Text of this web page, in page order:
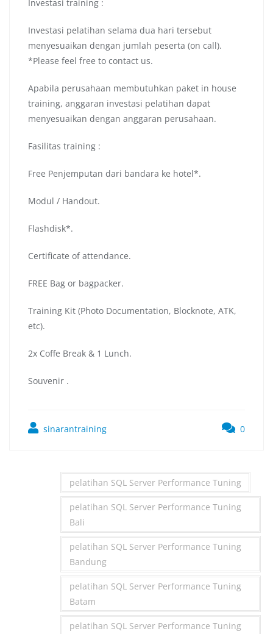
Investasi training :
Investasi pelatihan selama dua hari tersebut
menyesuaikan dengan jumlah peserta (on call).
*Please feel free to contact us.
Apabila perusahaan membutuhkan paket in house
training, anggaran investasi pelatihan dapat
menyesuaikan dengan anggaran perusahaan.
Fasilitas training :
Free Penjemputan dari bandara ke hotel*.
Modul / Handout.
Flashdisk*.
Certificate of attendance.
FREE Bag or bagpacker.
Training Kit (Photo Documentation, Blocknote, ATK,
etc).
2x Coffe Break & 1 Lunch.
Souvenir .
sinarantraining 0
pelatihan SQL Server Performance Tuning
pelatihan SQL Server Performance Tuning
Bali
pelatihan SQL Server Performance Tuning
Bandung
pelatihan SQL Server Performance Tuning
Batam
pelatihan SQL Server Performance Tuning